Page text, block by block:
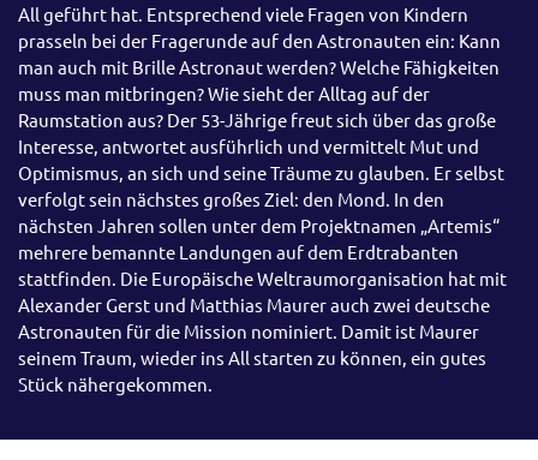
All geführt hat. Entsprechend viele Fragen von Kindern
prasseln bei der Fragerunde auf den Astronauten ein: Kann
man auch mit Brille Astronaut werden? Welche Fähigkeiten
muss man mitbringen? Wie sieht der Alltag auf der
Raumstation aus? Der 53-Jährige freut sich über das große
Interesse, antwortet ausführlich und vermittelt Mut und
Optimismus, an sich und seine Träume zu glauben. Er selbst
verfolgt sein nächstes großes Ziel: den Mond. In den
nächsten Jahren sollen unter dem Projektnamen „Artemis“
mehrere bemannte Landungen auf dem Erdtrabanten
stattfinden. Die Europäische Weltraumorganisation hat mit
Alexander Gerst und Matthias Maurer auch zwei deutsche
Astronauten für die Mission nominiert. Damit ist Maurer
seinem Traum, wieder ins All starten zu können, ein gutes
Stück nähergekommen.